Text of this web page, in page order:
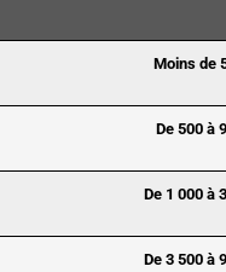
Moins de
De 500 à
De 1 000 à
De 3 500 à